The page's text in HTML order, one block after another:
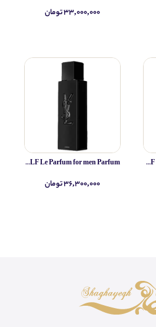
Yves Saint Laurent MYSLF L Absolu for men PARFUM
۳۳,۰۰۰,۰۰۰ تومان
Yves Saint Laurent MYSLF Le Parfum for men Parfum
۳۶,۳۰۰,۰۰۰ تومان